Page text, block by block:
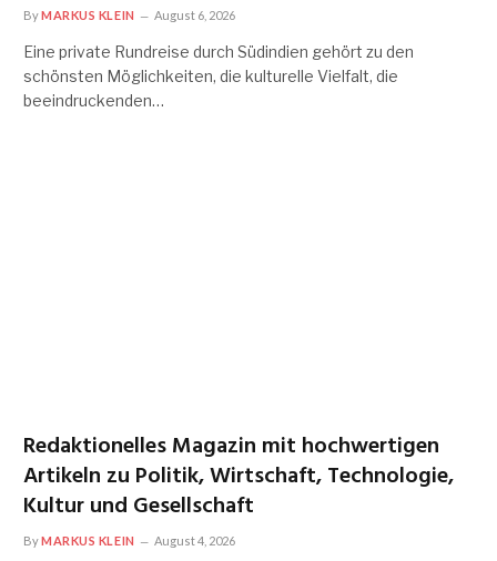
ByMARKUS KLEIN August 6, 2026
Eine private Rundreise durch Südindien gehört zu den
schönsten Möglichkeiten, die kulturelle Vielfalt, die
beeindruckenden…
Redaktionelles Magazin mit hochwertigen
Artikeln zu Politik, Wirtschaft, Technologie,
Kultur und Gesellschaft
ByMARKUS KLEIN August 4, 2026